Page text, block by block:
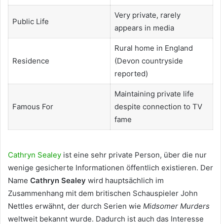
Public Life
Very private, rarely
appears in media
Residence
Rural home in England
(Devon countryside
reported)
Famous For
Maintaining private life
despite connection to TV
fame
Cathryn Sealey ist eine sehr private Person, über die nur
wenige gesicherte Informationen öffentlich existieren. Der
Name Cathryn Sealey wird hauptsächlich im
Zusammenhang mit dem britischen Schauspieler John
Nettles erwähnt, der durch Serien wie Midsomer Murders
weltweit bekannt wurde. Dadurch ist auch das Interesse